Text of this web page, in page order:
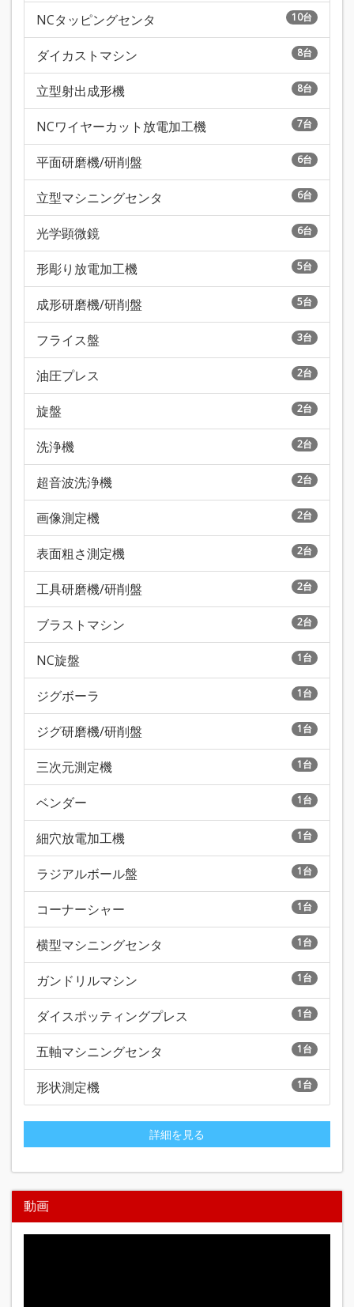
10台
NCタッピングセンタ
8台
ダイカストマシン
8台
立型射出成形機
7台
NCワイヤーカット放電加工機
6台
平面研磨機/研削盤
6台
立型マシニングセンタ
6台
光学顕微鏡
5台
形彫り放電加工機
5台
成形研磨機/研削盤
3台
フライス盤
2台
油圧プレス
2台
旋盤
2台
洗浄機
2台
超音波洗浄機
2台
画像測定機
2台
表面粗さ測定機
2台
工具研磨機/研削盤
2台
ブラストマシン
1台
NC旋盤
1台
ジグボーラ
1台
ジグ研磨機/研削盤
1台
三次元測定機
1台
ベンダー
1台
細穴放電加工機
1台
ラジアルボール盤
1台
コーナーシャー
1台
横型マシニングセンタ
1台
ガンドリルマシン
1台
ダイスポッティングプレス
1台
五軸マシニングセンタ
1台
形状測定機
詳細を見る
動画